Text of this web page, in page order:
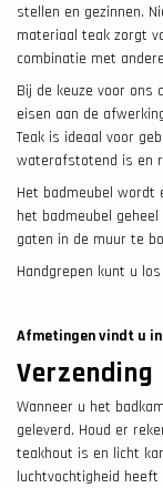
stellen en gezinnen.
materiaal teak zorgt
combinatie met
Bij de keuze voor ons
eisen aan de
Teak is ideaal voor
waterafstotend is en
Het badmeubel wordt
het badmeubel
gaten in de muur te
Handgrepen kunt u
Afmetingen vindt u
Wanneer u het
geleverd. Houd er
teakhout is en licht
luchtvochtigheid